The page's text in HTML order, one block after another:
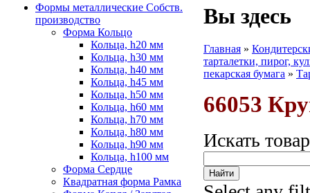
Формы металлические Собств.
производство
Форма Кольцо
Кольца, h20 мм
Кольца, h30 мм
Кольца, h40 мм
Кольца, h45 мм
Кольца, h50 мм
Кольца, h60 мм
Кольца, h70 мм
Кольца, h80 мм
Кольца, h90 мм
Кольца, h100 мм
Форма Сердце
Квадратная форма Рамка
Вы здесь
Главная »
тарталетки, пирог,
пекарская бумага »
66053
Искать